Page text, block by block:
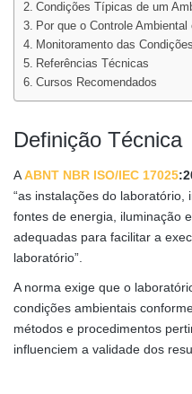
Condições Típicas de um
Por que o Controle Ambiental
Monitoramento das
Referências Técnicas
Cursos Recomendados
Definição Técnica
AABNT NBR ISO/IEC 17025
“as instalações do laboratório,
fontes de energia, iluminação
adequadas para facilitar a
laboratório”.
A norma exige que o
condições ambientais
métodos e procedimentos
influenciem a validade dos